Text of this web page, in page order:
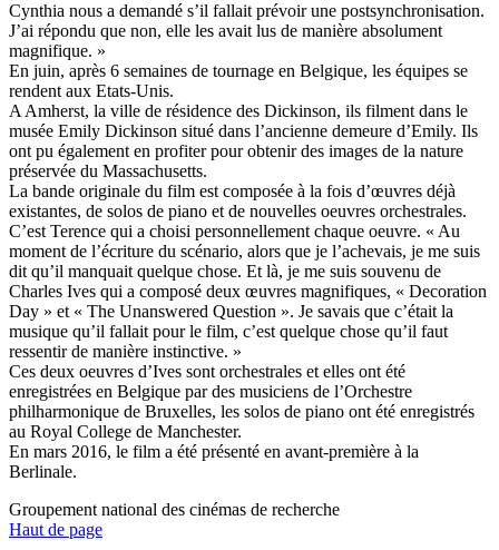
Cynthia nous a demandé s’il fallait prévoir une postsynchronisation.
J’ai répondu que non, elle les avait lus de manière absolument
magnifique. »
En juin, après 6 semaines de tournage en Belgique, les équipes se
rendent aux Etats-Unis.
A Amherst, la ville de résidence des Dickinson, ils filment dans le
musée Emily Dickinson situé dans l’ancienne demeure d’Emily. Ils
ont pu également en profiter pour obtenir des images de la nature
préservée du Massachusetts.
La bande originale du film est composée à la fois d’œuvres déjà
existantes, de solos de piano et de nouvelles oeuvres orchestrales.
C’est Terence qui a choisi personnellement chaque oeuvre. « Au
moment de l’écriture du scénario, alors que je l’achevais, je me suis
dit qu’il manquait quelque chose. Et là, je me suis souvenu de
Charles Ives qui a composé deux œuvres magnifiques, « Decoration
Day » et « The Unanswered Question ». Je savais que c’était la
musique qu’il fallait pour le film, c’est quelque chose qu’il faut
ressentir de manière instinctive. »
Ces deux oeuvres d’Ives sont orchestrales et elles ont été
enregistrées en Belgique par des musiciens de l’Orchestre
philharmonique de Bruxelles, les solos de piano ont été enregistrés
au Royal College de Manchester.
En mars 2016, le film a été présenté en avant-première à la
Berlinale.
Groupement national des cinémas de recherche
Haut de page